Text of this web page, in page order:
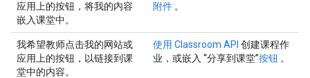
应用上的按钮，将我的内容
嵌入课堂中。
附件 。
我希望教师点击我的网站或
应用上的按钮，以链接到课
堂中的内容。
使用 Classroom API 创建课程作
业，或嵌入 “分享到课堂”按钮 。